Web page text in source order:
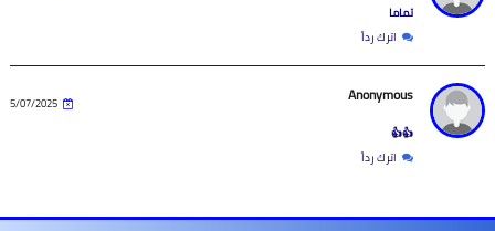
تماما
اترك رداً
Anonymous
5/07/2025
👍👍
اترك رداً